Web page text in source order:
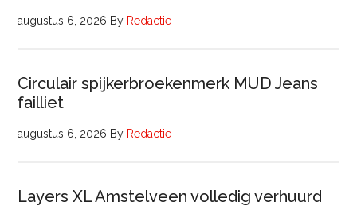
augustus 6, 2026 By Redactie
Circulair spijkerbroekenmerk MUD Jeans
failliet
augustus 6, 2026 By Redactie
Layers XL Amstelveen volledig verhuurd